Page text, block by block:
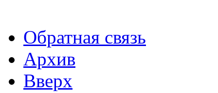
Обратная связь
Архив
Вверх